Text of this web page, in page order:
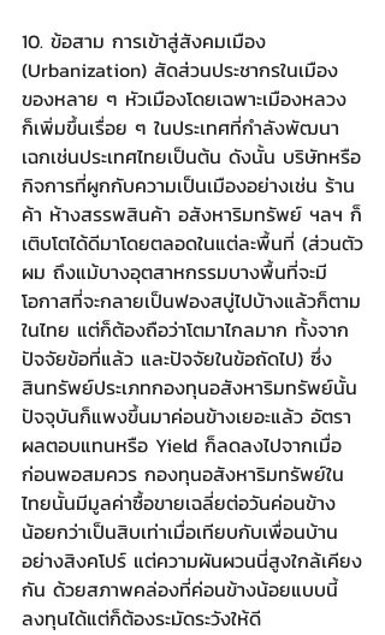
10. ข้อสาม การเข้าสู่สังคมเมือง
(Urbanization) สัดส่วนประชากรในเมือง
ของหลาย ๆ หัวเมืองโดยเฉพาะเมืองหลวง
ก็เพิ่มขึ้นเรื่อย ๆ ในประเทศที่กำลังพัฒนา
เฉกเช่นประเทศไทยเป็นต้น ดังนั้น บริษัทหรือ
กิจการที่ผูกกับความเป็นเมืองอย่างเช่น ร้าน
ค้า ห้างสรรพสินค้า อสังหาริมทรัพย์ ฯลฯ ก็
เติบโตได้ดีมาโดยตลอดในแต่ละพื้นที่ (ส่วนตัว
ผม ถึงแม้บางอุตสาหกรรมบางพื้นที่จะมี
โอกาสที่จะกลายเป็นฟองสบู่ไปบ้างแล้วก็ตาม
ในไทย แต่ก็ต้องถือว่าโตมาไกลมาก ทั้งจาก
ปัจจัยข้อที่แล้ว และปัจจัยในข้อถัดไป) ซึ่ง
สินทรัพย์ประเภทกองทุนอสังหาริมทรัพย์นั้น
ปัจจุบันก็แพงขึ้นมาค่อนข้างเยอะแล้ว อัตรา
ผลตอบแทนหรือ Yield ก็ลดลงไปจากเมื่อ
ก่อนพอสมควร กองทุนอสังหาริมทรัพย์ใน
ไทยนั้นมีมูลค่าซื้อขายเฉลี่ยต่อวันค่อนข้าง
น้อยกว่าเป็นสิบเท่าเมื่อเทียบกับเพื่อนบ้าน
อย่างสิงคโปร์ แต่ความผันผวนนี่สูงใกล้เคียง
กัน ด้วยสภาพคล่องที่ค่อนข้างน้อยแบบนี้
ลงทุนได้แต่ก็ต้องระมัดระวังให้ดี